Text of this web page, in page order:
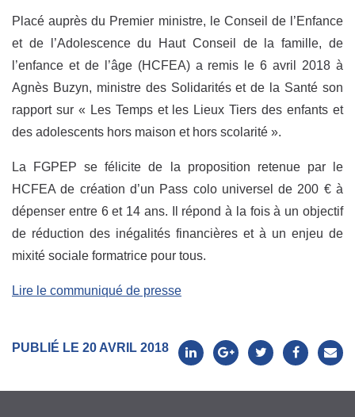
Placé auprès du Premier ministre, le Conseil de l’Enfance
et de l’Adolescence du Haut Conseil de la famille, de
l’enfance et de l’âge (HCFEA) a remis le 6 avril 2018 à
Agnès Buzyn, ministre des Solidarités et de la Santé son
rapport sur « Les Temps et les Lieux Tiers des enfants et
des adolescents hors maison et hors scolarité ».
La FGPEP se félicite de la proposition retenue par le
HCFEA de création d’un Pass colo universel de 200 € à
dépenser entre 6 et 14 ans. Il répond à la fois à un objectif
de réduction des inégalités financières et à un enjeu de
mixité sociale formatrice pour tous.
Lire le communiqué de presse
PUBLIÉ LE 20 AVRIL 2018